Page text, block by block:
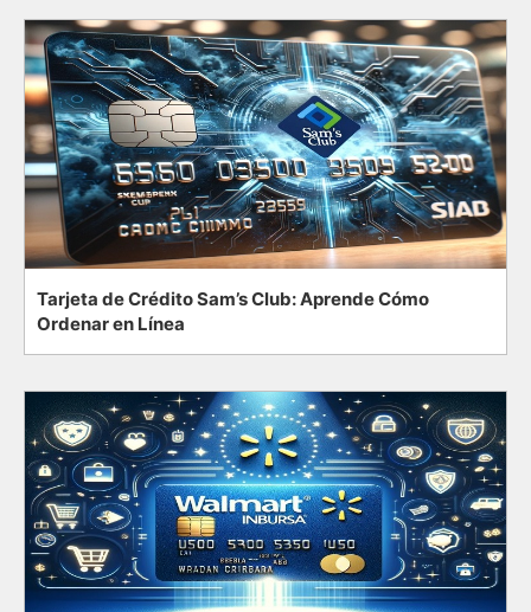
Tarjeta de Crédito Sam’s Club: Aprende Cómo
Ordenar en Línea